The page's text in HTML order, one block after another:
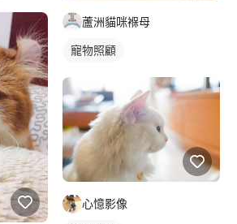
蘆洲貓咪褓母
寵物照顧
心憶影像